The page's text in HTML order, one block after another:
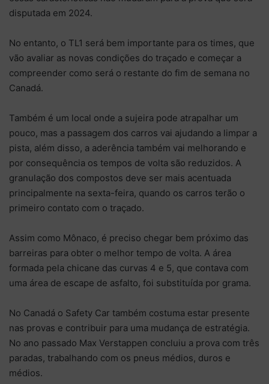
disputada em 2024.
No entanto, o TL1 será bem importante para os times, que
vão avaliar as novas condições do traçado e começar a
compreender como será o restante do fim de semana no
Canadá.
Também é um local onde a sujeira pode atrapalhar um
pouco, mas a passagem dos carros vai ajudando a limpar a
pista, além disso, a aderência também vai melhorando e
por consequência os tempos de volta são reduzidos. A
granulação dos compostos deve ser mais acentuada
principalmente na sexta-feira, quando os carros terão o
primeiro contato com o traçado.
Assim como Mônaco, é preciso chegar bem próximo das
barreiras para obter o melhor tempo de volta. A área
formada pela chicane das curvas 4 e 5, que contava com
uma área de escape de asfalto, foi substituída por grama.
No Canadá o Safety Car também costuma estar presente
nas provas e contribuir para uma mudança de estratégia.
No ano passado Max Verstappen concluiu a prova com três
paradas, trabalhando com os pneus médios, duros e
médios.